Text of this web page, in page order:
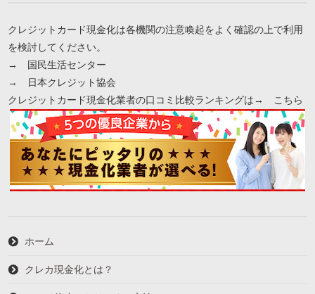
クレジットカード現金化は各機関の注意喚起をよく確認の上で利用
を検討してください。
→
国民生活センター
→
日本クレジット協会
クレジットカード現金化業者の口コミ比較ランキングは→
こちら
ホーム
クレカ現金化とは？